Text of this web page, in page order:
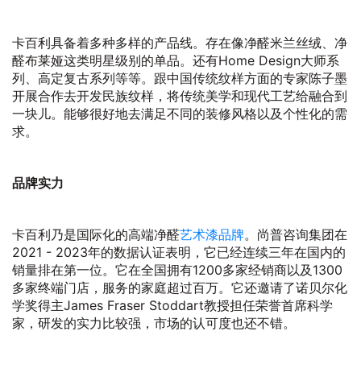
卡百利具备着多种多样的产品线。存在像净醛米兰丝绒、净
醛布莱娅这类明星级别的单品。还有Home Design大师系
列、高定复古系列等等。跟中国传统纹样方面的专家陈子墨
开展合作去开发民族纹样，将传统美学和现代工艺给融合到
一块儿。能够很好地去满足不同的装修风格以及个性化的需
求。
品牌实力
卡百利乃是国际化的高端净醛艺术漆品牌。尚普咨询集团在
2021 - 2023年的数据认证表明，它已经连续三年在国内的
销量排在第一位。它在全国拥有1200多家经销商以及1300
多家终端门店，服务的家庭超过百万。它还邀请了诺贝尔化
学奖得主James Fraser Stoddart教授担任荣誉首席科学
家，研发的实力比较强，市场的认可度也还不错。